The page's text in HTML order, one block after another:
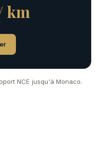
km
NCE jusqu'à Monaco.